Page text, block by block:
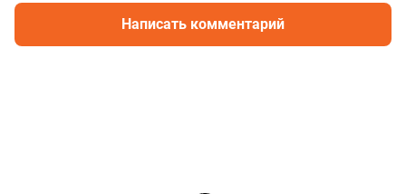
Написать комментарий